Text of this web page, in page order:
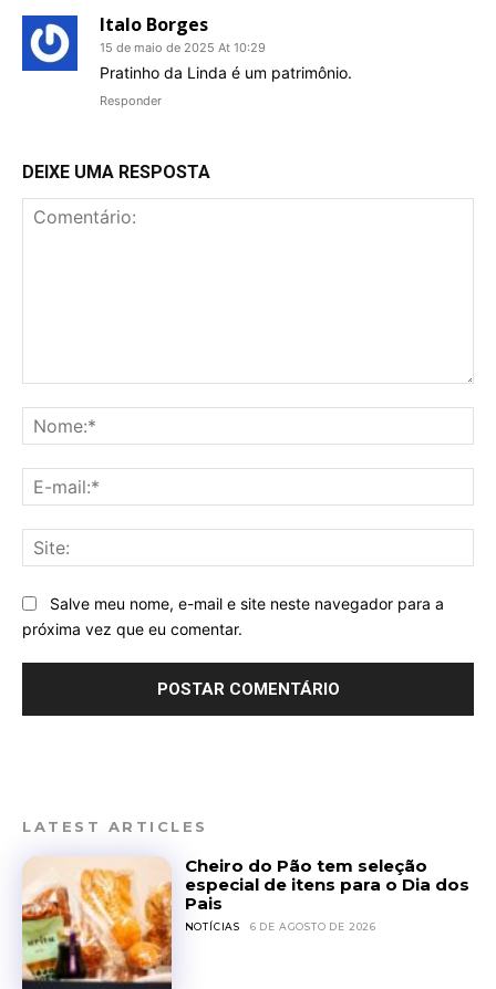
Italo Borges
15 de maio de 2025 At 10:29
Pratinho da Linda é um patrimônio.
Responder
DEIXE UMA RESPOSTA
Salve meu nome, e-mail e site neste navegador para a
próxima vez que eu comentar.
LATEST ARTICLES
Cheiro do Pão tem seleção
especial de itens para o Dia dos
Pais
NOTÍCIAS 6 DE AGOSTO DE 2026